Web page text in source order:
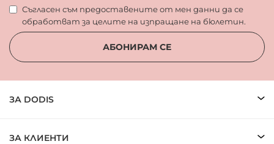
Съгласен съм предоставените от мен данни да се
обработват за целите на изпращане на бюлетин.
АБОНИРАМ СЕ
ЗА DODIS
ЗА КЛИЕНТИ